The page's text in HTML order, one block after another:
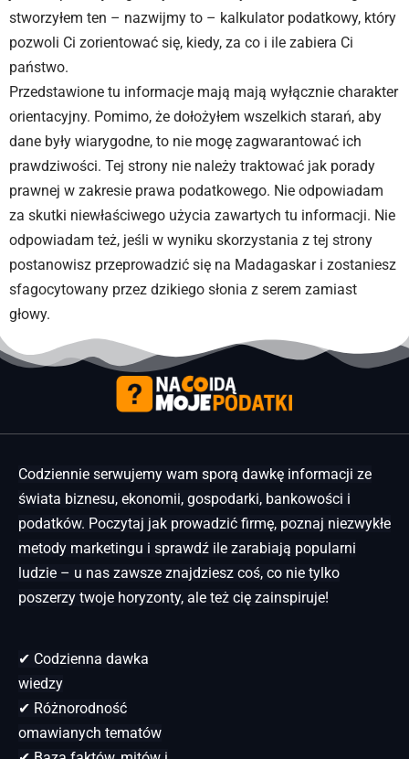
stworzyłem ten – nazwijmy to – kalkulator podatkowy, który
pozwoli Ci zorientować się, kiedy, za co i ile zabiera Ci
państwo.
Przedstawione tu informacje mają mają wyłącznie charakter
orientacyjny. Pomimo, że dołożyłem wszelkich starań, aby
dane były wiarygodne, to nie mogę zagwarantować ich
prawdziwości. Tej strony nie należy traktować jak porady
prawnej w zakresie prawa podatkowego. Nie odpowiadam
za skutki niewłaściwego użycia zawartych tu informacji. Nie
odpowiadam też, jeśli w wyniku skorzystania z tej strony
postanowisz przeprowadzić się na Madagaskar i zostaniesz
sfagocytowany przez dzikiego słonia z serem zamiast
głowy.
Codziennie serwujemy wam sporą dawkę informacji ze
świata biznesu, ekonomii, gospodarki, bankowości i
podatków. Poczytaj jak prowadzić firmę, poznaj niezwykłe
metody marketingu i sprawdź ile zarabiają popularni
ludzie – u nas zawsze znajdziesz coś, co nie tylko
poszerzy twoje horyzonty, ale też cię zainspiruje!
✔ Codzienna dawka
wiedzy
✔ Różnorodność
omawianych tematów